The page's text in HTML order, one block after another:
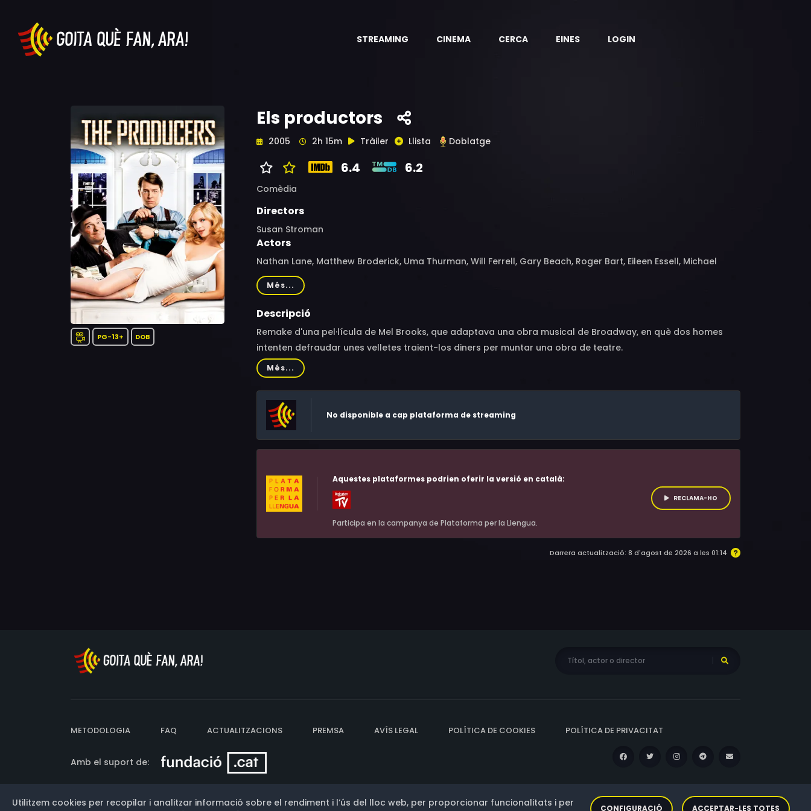
STREAMING CINEMA CERCA EINES LOGIN
PG-13+ DOB
Els productors
2005 2h 15m Tràiler Llista Doblatge
6.4 6.2
Comèdia
Directors
Susan Stroman
Actors
Nathan Lane, Matthew Broderick, Uma Thurman, Will Ferrell, Gary Beach, Roger Bart, Eileen Essell, Michael
McKean, David Huddleston, Debra Monk, Andrea Martin, Jon Lovitz, Bryn Dowling, Meg Gillentine, Kevin Ligon,
Ray Wills, Marilyn Sokol, Brad Oscar, Tory Ross, Brent Barrett, Peter Bartlett, Jim Borstelmann, Kathy Fitzgerald,
Jai Rodriguez, Jason Antoon, Jonathan Freeman, John Barrowman, Fred Applegate, Jerry Richardson,
Johnston, Francesca Harper, Roland Rusinek, Dana Lorge
Més...
Descripció
Remake d'una pel·lícula de Mel Brooks, que adaptava una obra musical de Broadway, en què dos homes
intenten defraudar unes velletes traient-los diners per muntar una obra de teatre.
Més...
No disponible a cap plataforma de streaming
Aquestes plataformes podrien oferir la versió en català:
Participa en la campanya de Plataforma per la Llengua.
RECLAMA-HO
Darrera actualització: 8 d'agost de 2026 a les 01:14
METODOLOGIA FAQ ACTUALITZACIONS PREMSA AVÍS LEGAL POLÍTICA DE COOKIES POLÍTICA DE PRIVACITAT
Amb el suport de:
Utilitzem cookies per recopilar i analitzar informació sobre el rendiment i l’ús del lloc web, per proporcionar funcionalitats i per
CONFIGURACIÓ ACCEPTAR-LES TOTES